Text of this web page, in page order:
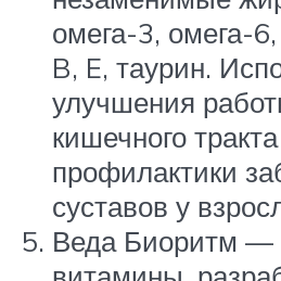
омега-3, омега-
B, E, таурин.
улучшения
кишечного
профилактики
суставов у
Веда Биоритм —